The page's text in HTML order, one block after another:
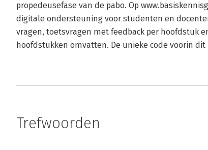
propedeusefase van de pabo. Op
digitale ondersteuning voor studenten en
vragen, toetsvragen met feedback per hoofdstuk
hoofdstukken omvatten. De unieke code voorin
Trefwoorden